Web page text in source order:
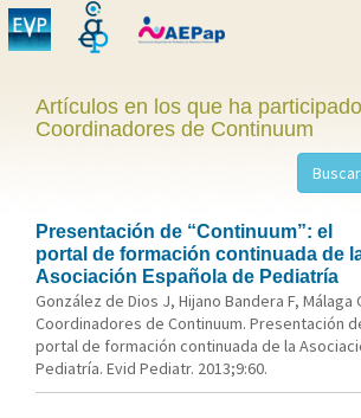
Artículos en los que ha participado
Coordinadores de Continuum
Presentación de “Continuum”: el
portal de formación continuada de
Asociación Española de Pediatría
González de Dios J, Hijano Bandera F, Málaga
Coordinadores de Continuum. Presentación
portal de formación continuada de la
Pediatría. Evid Pediatr. 2013;9:60.